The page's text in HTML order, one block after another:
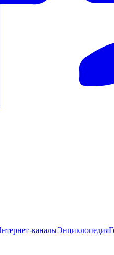
каналыЭнциклопедия